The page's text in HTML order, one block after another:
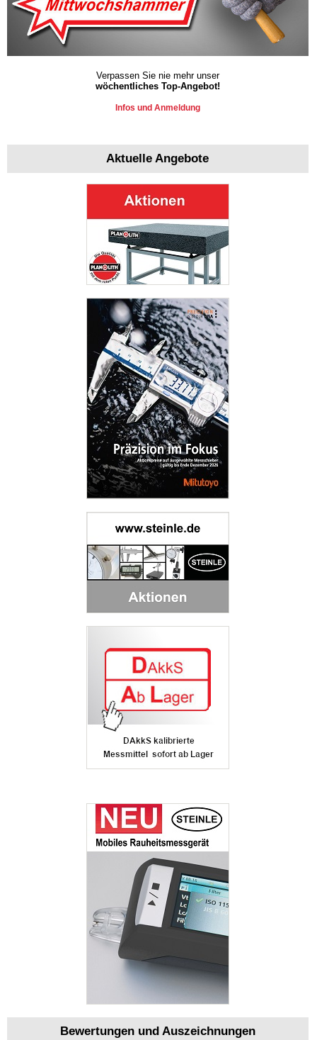
Verpassen Sie nie mehr unser
wöchentliches Top-Angebot!
Infos und Anmeldung
Aktuelle Angebote
Bewertungen und Auszeichnungen